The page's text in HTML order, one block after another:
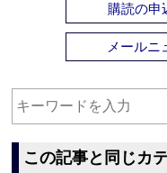
購読の申
メールニ
この記事と同じカ